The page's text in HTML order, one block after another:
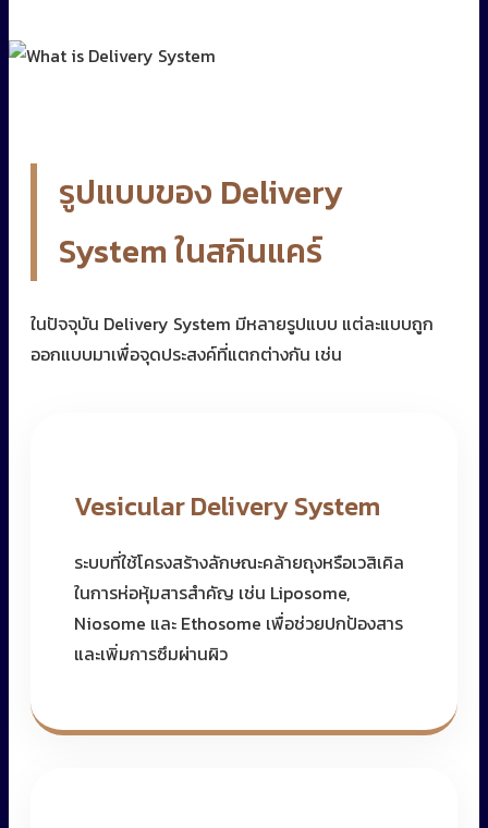
รูปแบบของ Delivery
System ในสกินแคร์
ในปัจจุบัน Delivery System มีหลายรูปแบบ แต่ละแบบถูก
ออกแบบมาเพื่อจุดประสงค์ที่แตกต่างกัน เช่น
Vesicular Delivery System
ระบบที่ใช้โครงสร้างลักษณะคล้ายถุงหรือเวสิเคิล
ในการห่อหุ้มสารสำคัญ เช่น Liposome,
Niosome และ Ethosome เพื่อช่วยปกป้องสาร
และเพิ่มการซึมผ่านผิว